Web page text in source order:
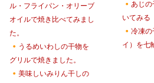
ル・フライパン・オリーブ
オイルで焼き比べてみまし
た。
うるめいわしの干物を
グリルで焼きました。
美味しいみりん干しの
あじの
いてみる
冷凍の
イ）を七